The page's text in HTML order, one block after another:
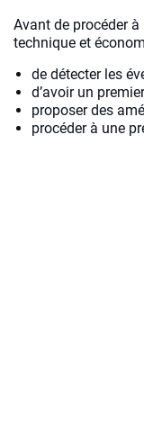
Avant de procéder
technique et
de détecter les
d’avoir un
proposer des
procéder à une